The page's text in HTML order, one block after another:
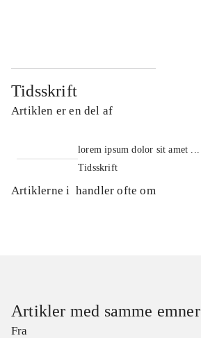
Tidsskrift
Artiklen er en del af
lorem ipsum dolor sit amet ...
Tidsskrift
Artiklerne i handler ofte om
Artikler med samme emner
Fra